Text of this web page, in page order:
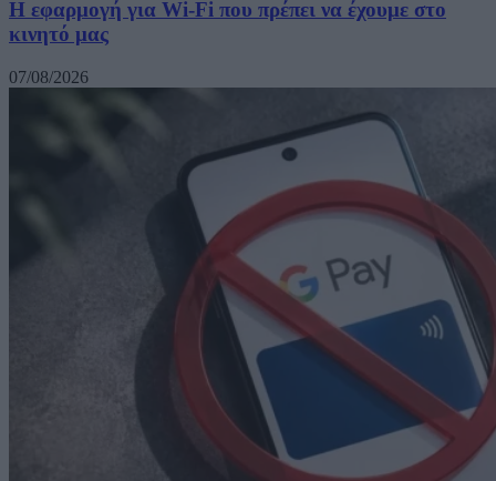
Η εφαρμογή για Wi-Fi που πρέπει να έχουμε στο
κινητό μας
07/08/2026